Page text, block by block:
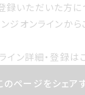
いただいた方に
ジオンラインか
イン詳細・登録は
のページをシェア